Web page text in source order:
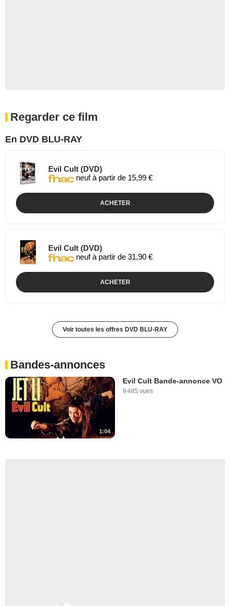
Regarder ce film
En DVD BLU-RAY
Evil Cult (DVD)
neuf à partir de 15,99 €
ACHETER
Evil Cult (DVD)
neuf à partir de 31,90 €
ACHETER
Voir toutes les offres DVD BLU-RAY
Bandes-annonces
1:04
Evil Cult Bande-annonce VO
9 485 vues